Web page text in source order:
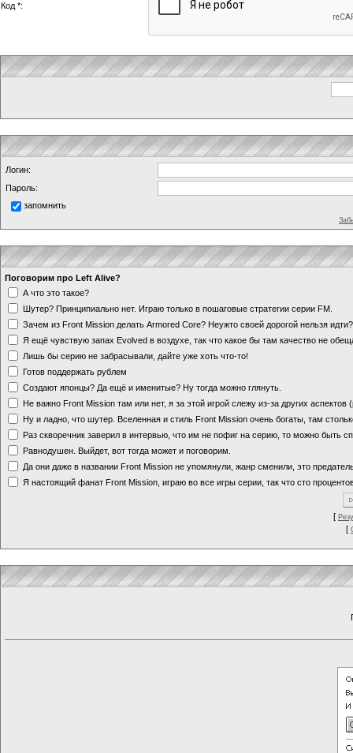
Код *:
Логин:
Пароль:
запомнить
Поговорим про Left Alive?
А что это такое?
Шутер? Принципиально нет. Играю только в пошаговые стратегии серии FM.
Зачем из Front Mission делать Armored Core? Неужто своей дорогой нельзя
Я ещё чувствую запах Evolved в воздухе, так что какое бы там качество не
Лишь бы серию не забрасывали, дайте уже хоть что-то!
Готов поддержать рублем
Создают японцы? Да ещё и именитые? Ну тогда можно глянуть.
Не важно Front Mission там или нет, я за этой игрой слежу из-за других аспектов
Ну и ладно, что шутер. Вселенная и стиль Front Mission очень богаты, там
Раз скворечник заверил в интервью, что им не пофиг на серию, то можно быть
Равнодушен. Выйдет, вот тогда может и поговорим.
Да они даже в названии Front Mission не упомянули, жанр сменили, это
Я настоящий фанат Front Mission, играю во все игры серии, так что сто
[
[